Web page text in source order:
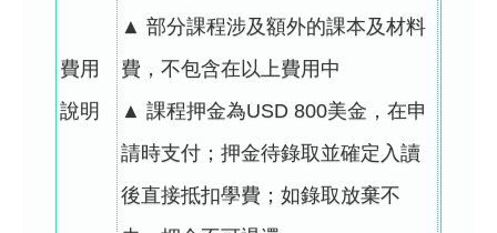
費用
說明
▲ 部分課程涉及額外的課本及材料
費，不包含在以上費用中
▲ 課程押金為USD 800美金，在申
請時支付；押金待錄取並確定入讀
後直接抵扣學費；如錄取放棄不